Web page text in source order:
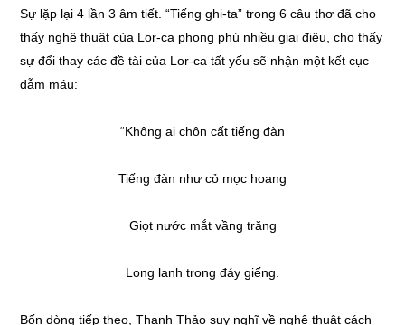
Sự lặp lại 4 lần 3 âm tiết. “Tiếng ghi-ta” trong 6 câu thơ đã cho
thấy nghệ thuật của Lor-ca phong phú nhiều giai điệu, cho thấy
sự đổi thay các đề tài của Lor-ca tất yếu sẽ nhận một kết cục
đẫm máu:
“Không ai chôn cất tiếng đàn
Tiếng đàn như cỏ mọc hoang
Giọt nước mắt vầng trăng
Long lanh trong đáy giếng.
Bốn dòng tiếp theo, Thanh Thảo suy nghĩ về nghệ thuật cách